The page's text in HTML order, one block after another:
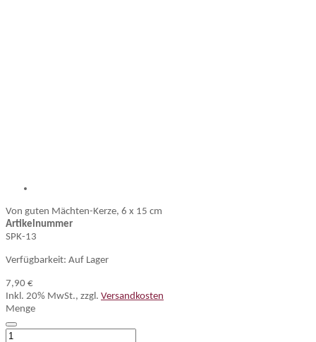
Von guten Mächten-Kerze, 6 x 15 cm
Artikelnummer
SPK-13
Verfügbarkeit: Auf Lager
7,90 €
Inkl. 20% MwSt., zzgl. Versandkosten
Menge